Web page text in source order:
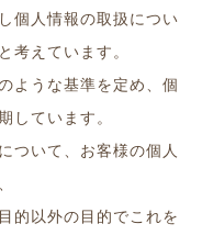
個人情報の取扱につい
考えています。
ような基準を定め、個
しています。
ついて、お客様の個人
的以外の目的でこれを